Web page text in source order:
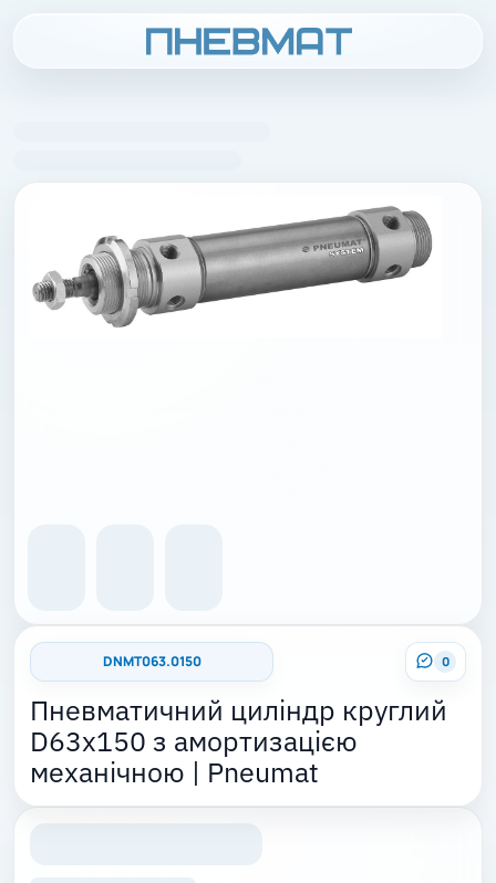
0
DNMT063.0150
Пневматичний циліндр круглий
D63x150 з амортизацією
механічною | Pneumat